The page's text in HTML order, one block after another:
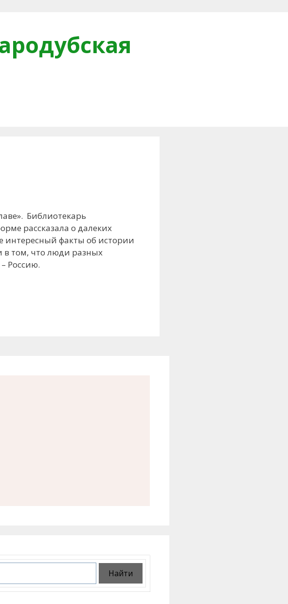
Библиотекарь
рассказала о далеких
интересный факты об истории
в том, что люди разных
Россию.